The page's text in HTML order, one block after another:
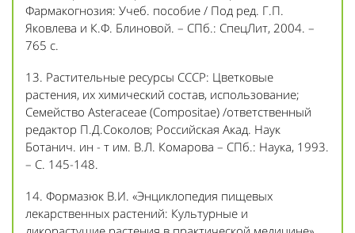
Фармакогнозия: Учеб. пособие / Под ред. Г.П.
Яковлева и К.Ф. Блиновой. – СПб.: СпецЛит, 2004. –
765 с.
13. Растительные ресурсы СССР: Цветковые
растения, их химический состав, использование;
Семейство Asteraceae (Compositae) /ответственный
редактор П.Д.Соколов; Российская Акад. Наук
Ботанич. ин - т им. В.Л. Комарова – СПб.: Наука, 1993.
– С. 145-148.
14. Формазюк В.И. «Энциклопедия пищевых
лекарственных растений: Культурные и